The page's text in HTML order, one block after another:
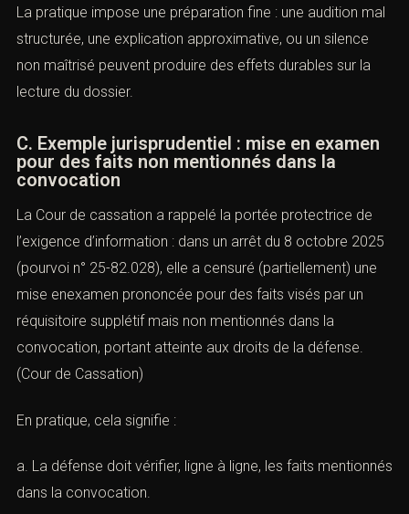
La pratique impose une préparation fine : une audition mal
structurée, une explication approximative, ou un silence
non maîtrisé peuvent produire des effets durables sur la
lecture du dossier.
C. Exemple jurisprudentiel : mise en examen
pour des faits non mentionnés dans la
convocation
La Cour de cassation a rappelé la portée protectrice de
l’exigence d’information : dans un arrêt du 8 octobre 2025
(pourvoi n° 25-82.028), elle a censuré (partiellement) une
mise enexamen prononcée pour des faits visés par un
réquisitoire supplétif mais non mentionnés dans la
convocation, portant atteinte aux droits de la défense.
(Cour de Cassation)
En pratique, cela signifie :
a. La défense doit vérifier, ligne à ligne, les faits mentionnés
dans la convocation.